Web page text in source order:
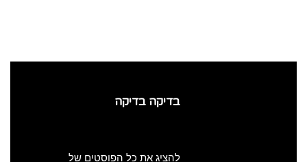
בדיקה בדיקה
להציג את כל הפוסטים של